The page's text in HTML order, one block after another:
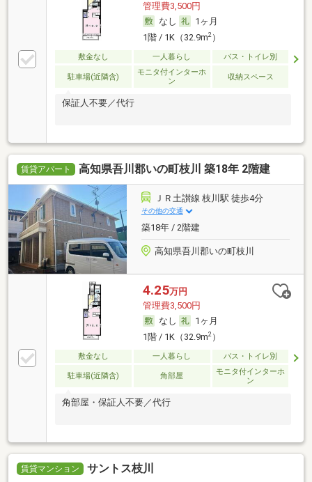
管理費3,500円
なし
1ヶ月
1階 / 1K（32.9m2）
敷金なし 一人暮らし バス・トイレ別
駐車場(近隣含)
モニタ付インターホ
ン
収納スペース
保証人不要／代行
賃貸アパート 高知県吾川郡いの町枝川 築18年 2階建
ＪＲ土讃線 枝川駅 徒歩4分
その他の交通
築18年 / 2階建
高知県吾川郡いの町枝川
4.25万円
管理費3,500円
なし
1ヶ月
1階 / 1K（32.9m2）
敷金なし 一人暮らし バス・トイレ別
駐車場(近隣含) 角部屋
モニタ付インターホ
ン
角部屋・保証人不要／代行
賃貸マンション サントス枝川